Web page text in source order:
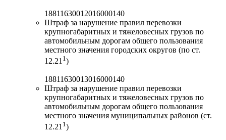
18811630012016000140
Штраф за нарушение правил перевозки
крупногабаритных и тяжеловесных грузов по
автомобильным дорогам общего пользования
местного значения городских округов (по ст.
12.21 1 )
18811630013016000140
Штраф за нарушение правил перевозки
крупногабаритных и тяжеловесных грузов по
автомобильным дорогам общего пользования
местного значения муниципальных районов (ст.
12.21 1 )